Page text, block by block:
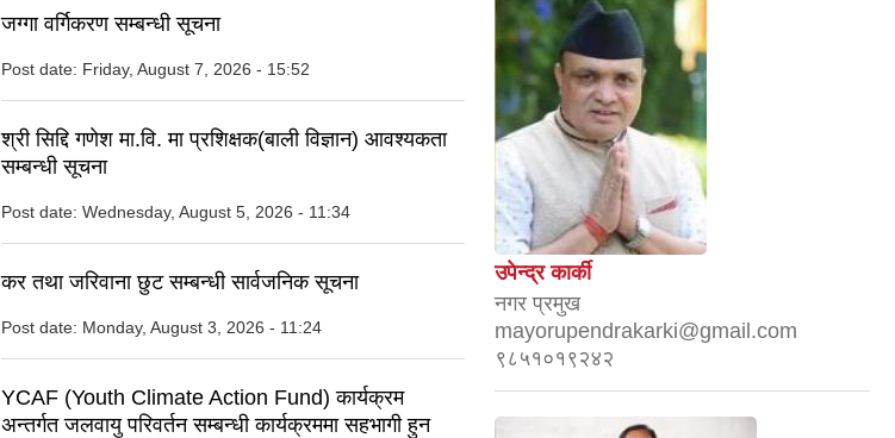
जग्गा वर्गिकरण सम्बन्धी सूचना
Post date: Friday, August 7, 2026 - 15:52
श्री सिद्दि गणेश मा.वि. मा प्रशिक्षक(बाली विज्ञान) आवश्यकता
सम्बन्धी सूचना
Post date: Wednesday, August 5, 2026 - 11:34
कर तथा जरिवाना छुट सम्बन्धी सार्वजनिक सूचना
Post date: Monday, August 3, 2026 - 11:24
YCAF (Youth Climate Action Fund) कार्यक्रम
अन्तर्गत जलवायु परिवर्तन सम्बन्धी कार्यक्रममा सहभागी हुन
उपेन्द्र कार्की
नगर प्रमुख
mayorupendrakarki@gmail.com
९८५१०१९२४२